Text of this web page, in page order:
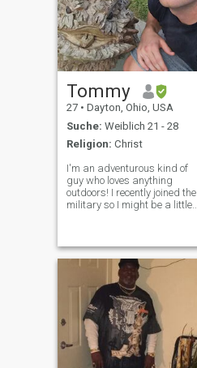
Tommy
27 • Dayton, Ohio, USA
Suche: Weiblich 21 - 28
Religion: Christ
I'm an adventurous kind of
guy who loves anything
outdoors! I recently joined the
military so I might be a little
please share yours! I speak
some Spanish and a little J